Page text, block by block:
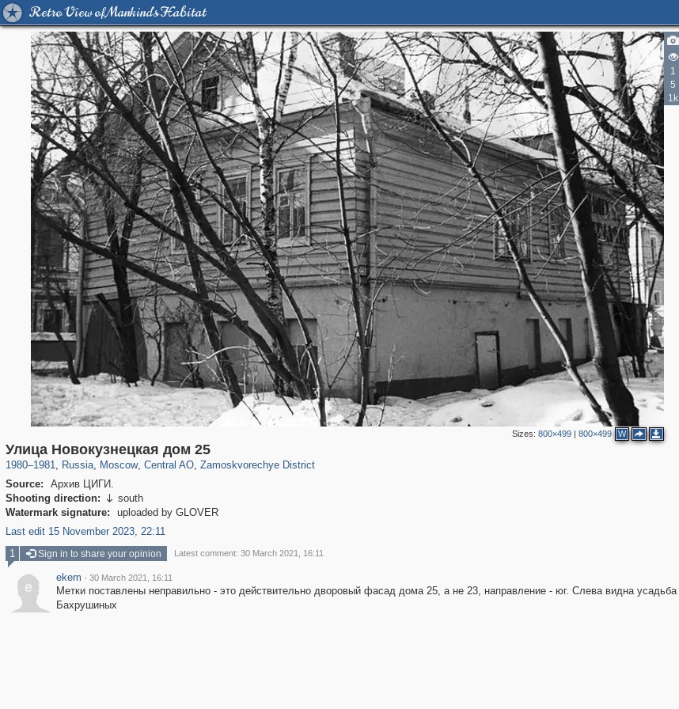
Retro View of Mankind's Habitat
1
5
1k
Sizes: 800×499| 800×499 W
Улица Новокузнецкая дом 25
1980–1981, Russia
1,406,837 29,243
, Moscow
319,861 8,286
, Central AO
160,009 5,916
, Zamoskvorechye District
6,190
Source:
Архив ЦИГИ.
Shooting direction:  south
Watermark signature:
uploaded by GLOVER
Last edit 15 November 2023, 22:11
1 Sign in to share your opinion Latest comment: 30 March 2021, 16:11
e
ekem · 30 March 2021, 16:11
Метки поставлены неправильно - это действительно дворовый фасад дома 25, а не 23, направление - юг. Слева видна усадьба
Бахрушиных